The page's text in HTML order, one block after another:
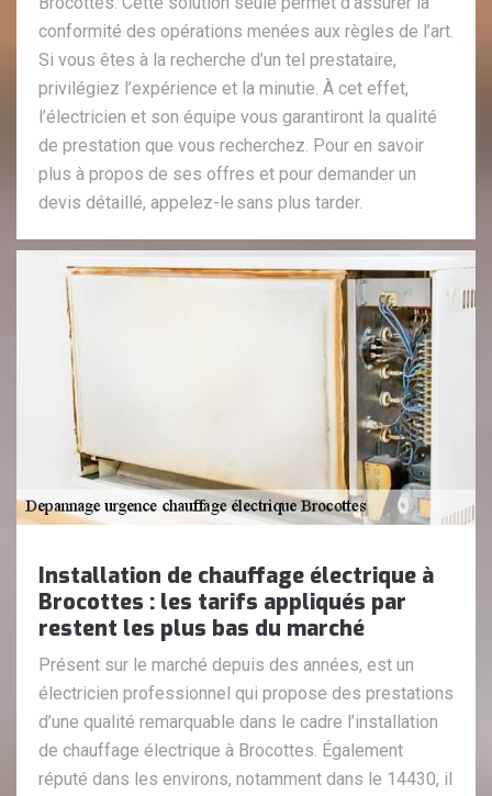
conformité des opérations menées aux règles de l’art.
Si vous êtes à la recherche d’un tel prestataire,
privilégiez l’expérience et la minutie. À cet effet,
l’électricien et son équipe vous garantiront la qualité
de prestation que vous recherchez. Pour en savoir
plus à propos de ses offres et pour demander un
devis détaillé, appelez-le sans plus tarder.
Installation de chauffage électrique à
Brocottes : les tarifs appliqués par
restent les plus bas du marché
Présent sur le marché depuis des années, est un
électricien professionnel qui propose des prestations
d’une qualité remarquable dans le cadre l’installation
de chauffage électrique à Brocottes. Également
réputé dans les environs, notamment dans le 14430, il